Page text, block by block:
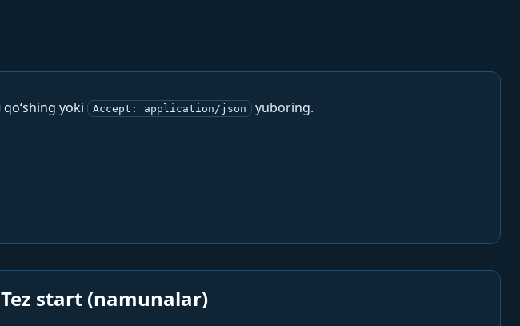
qo‘shing yoki Accept: application/json
yuboring.
Tez start (namunalar)